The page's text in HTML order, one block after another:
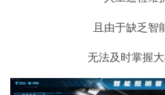
且由于缺乏智
无法及时掌握